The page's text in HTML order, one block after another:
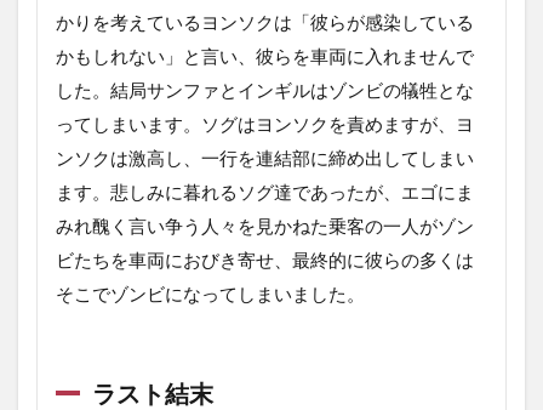
かりを考えているヨンソクは「彼らが感染している
かもしれない」と言い、彼らを車両に入れませんで
した。結局サンファとインギルはゾンビの犠牲とな
ってしまいます。ソグはヨンソクを責めますが、ヨ
ンソクは激高し、一行を連結部に締め出してしまい
ます。悲しみに暮れるソグ達であったが、エゴにま
みれ醜く言い争う人々を見かねた乗客の一人がゾン
ビたちを車両におびき寄せ、最終的に彼らの多くは
そこでゾンビになってしまいました。
ラスト結末